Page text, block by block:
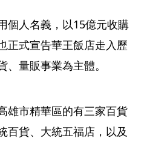
個人名義，以15億元收購
正式宣告華王飯店走入歷
量販事業為主體。
雄市精華區的有三家百貨
百貨、大統五福店，以及